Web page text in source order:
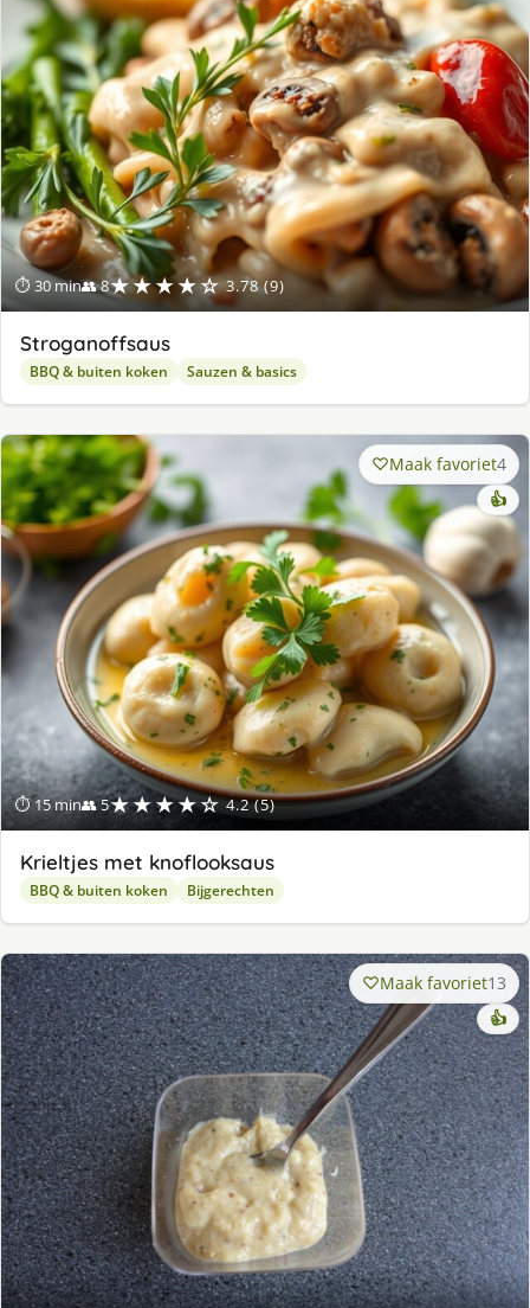
⏱ 30 min👥 8★★★★☆ 3.78 (9)
Stroganoffsaus
BBQ & buiten koken Sauzen & basics
⏱ 15 min👥 5★★★★☆ 4.2 (5)
Maak favoriet4
👍
Krieltjes met knoflooksaus
BBQ & buiten koken Bijgerechten
Maak favoriet13
👍